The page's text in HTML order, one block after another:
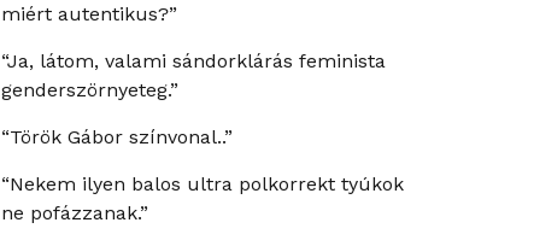
miért autentikus?”
“Ja, látom, valami sándorklárás feminista
genderszörnyeteg.”
“Török Gábor színvonal..”
“Nekem ilyen balos ultra polkorrekt tyúkok
ne pofázzanak.”